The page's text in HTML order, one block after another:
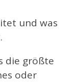
und was
die größte
oder